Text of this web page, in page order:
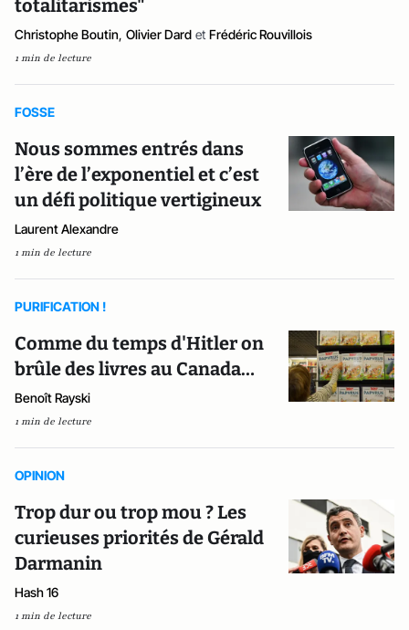
totalitarismes"
Christophe Boutin, Olivier Dard et Frédéric Rouvillois
1 min de lecture
FOSSE
Nous sommes entrés dans
l’ère de l’exponentiel et c’est
un défi politique vertigineux
Laurent Alexandre
1 min de lecture
PURIFICATION !
Comme du temps d'Hitler on
brûle des livres au Canada…
Benoît Rayski
1 min de lecture
OPINION
Trop dur ou trop mou ? Les
curieuses priorités de Gérald
Darmanin
Hash 16
1 min de lecture